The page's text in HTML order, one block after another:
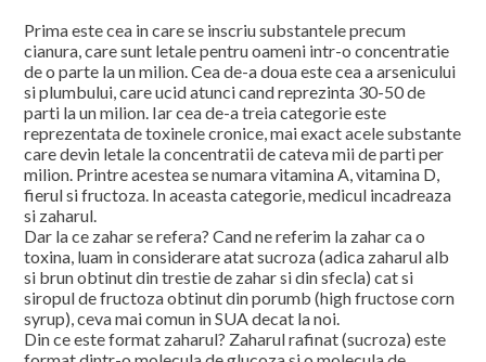
Prima este cea in care se inscriu substantele precum
cianura, care sunt letale pentru oameni intr-o concentratie
de o parte la un milion. Cea de-a doua este cea a arsenicului
si plumbului, care ucid atunci cand reprezinta 30-50 de
parti la un milion. Iar cea de-a treia categorie este
reprezentata de toxinele cronice, mai exact acele substante
care devin letale la concentratii de cateva mii de parti per
milion. Printre acestea se numara vitamina A, vitamina D,
fierul si fructoza. In aceasta categorie, medicul incadreaza
si zaharul.
Dar la ce zahar se refera? Cand ne referim la zahar ca o
toxina, luam in considerare atat sucroza (adica zaharul alb
si brun obtinut din trestie de zahar si din sfecla) cat si
siropul de fructoza obtinut din porumb (high fructose corn
syrup), ceva mai comun in SUA decat la noi.
Din ce este format zaharul? Zaharul rafinat (sucroza) este